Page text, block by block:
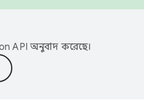
API অনুবাদ করেছে।